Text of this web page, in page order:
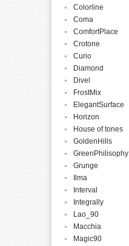
Colorline
Coma
ComfortPlace
Crotone
Curio
Diamond
Divel
FrostMix
ElegantSurface
Horizon
House of tones
GoldenHills
GreenPhilisophy
Grunge
Ilma
Interval
Integrally
Lao_90
Macchia
Magic90